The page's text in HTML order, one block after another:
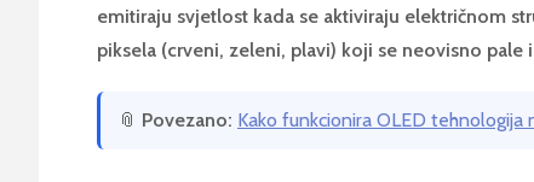
emitiraju svjetlost kada se aktiviraju električnom
piksela (crveni, zeleni, plavi) koji se neovisno pale i
📎 Povezano: Kako funkcionira OLED